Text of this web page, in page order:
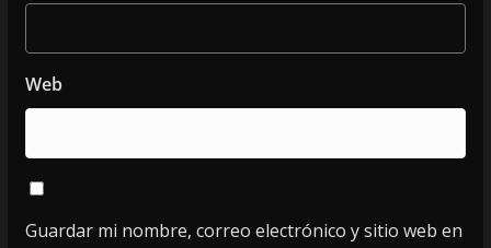
Web
Guardar mi nombre, correo electrónico y sitio web en